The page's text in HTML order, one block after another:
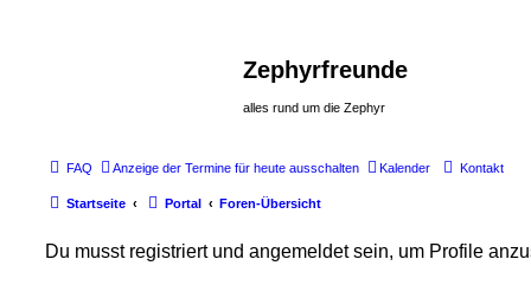
Zephyrfreunde
alles rund um die Zephyr
FAQ Anzeige der Termine für heute ausschalten Kalender Kontakt
Startseite Portal Foren-Übersicht
Du musst registriert und angemeldet sein, um Profile